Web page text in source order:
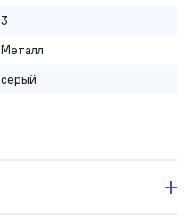
3
Металл
серый